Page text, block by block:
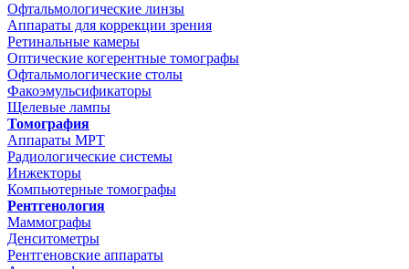
Офтальмологические линзы
Аппараты для коррекции зрения
Ретинальные камеры
Оптические когерентные томографы
Офтальмологические столы
Факоэмульсификаторы
Щелевые лампы
Томография
Аппараты МРТ
Радиологические системы
Инжекторы
Компьютерные томографы
Рентгенология
Маммографы
Денситометры
Рентгеновские аппараты